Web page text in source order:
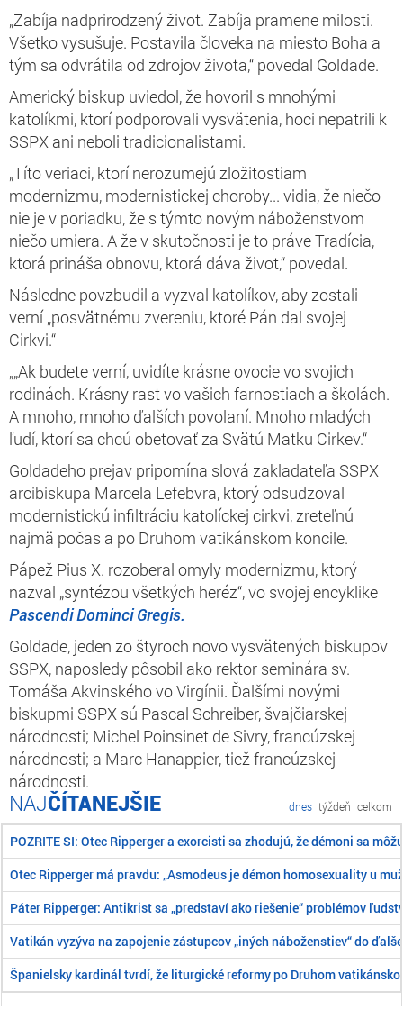
„Zabíja nadprirodzený život. Zabíja pramene milosti.
Všetko vysušuje. Postavila človeka na miesto Boha a
tým sa odvrátila od zdrojov života,“ povedal Goldade.
Americký biskup uviedol, že hovoril s mnohými
katolíkmi, ktorí podporovali vysvätenia, hoci nepatrili k
SSPX ani neboli tradicionalistami.
„Títo veriaci, ktorí nerozumejú zložitostiam
modernizmu, modernistickej choroby... vidia, že niečo
nie je v poriadku, že s týmto novým náboženstvom
niečo umiera. A že v skutočnosti je to práve Tradícia,
ktorá prináša obnovu, ktorá dáva život,“ povedal.
Následne povzbudil a vyzval katolíkov, aby zostali
verní „posvätnému zvereniu, ktoré Pán dal svojej
Cirkvi.“
„„Ak budete verní, uvidíte krásne ovocie vo svojich
rodinách. Krásny rast vo vašich farnostiach a školách.
A mnoho, mnoho ďalších povolaní. Mnoho mladých
ľudí, ktorí sa chcú obetovať za Svätú Matku Cirkev.“
Goldadeho prejav pripomína slová zakladateľa SSPX
arcibiskupa Marcela Lefebvra, ktorý odsudzoval
modernistickú infiltráciu katolíckej cirkvi, zreteľnú
najmä počas a po Druhom vatikánskom koncile.
Pápež Pius X. rozoberal omyly modernizmu, ktorý
nazval „syntézou všetkých heréz“, vo svojej encyklike
Pascendi Dominci Gregis.
Goldade, jeden zo štyroch novo vysvätených biskupov
SSPX, naposledy pôsobil ako rektor seminára sv.
Tomáša Akvinského vo Virgínii. Ďalšími novými
biskupmi SSPX sú Pascal Schreiber, švajčiarskej
národnosti; Michel Poinsinet de Sivry, francúzskej
národnosti; a Marc Hanappier, tiež francúzskej
národnosti.
ČÍTANEJŠIE dnes týždeň celkom
POZRITE SI: Otec Ripperger a exorcisti sa zhodujú, že démoni sa
Otec Ripperger má pravdu: „Asmodeus je démon homosexuality u
Páter Ripperger: Antikrist sa „predstaví ako riešenie“ problémov
Vatikán vyzýva na zapojenie zástupcov „iných náboženstiev“ do
Španielsky kardinál tvrdí, že liturgické reformy po Druhom